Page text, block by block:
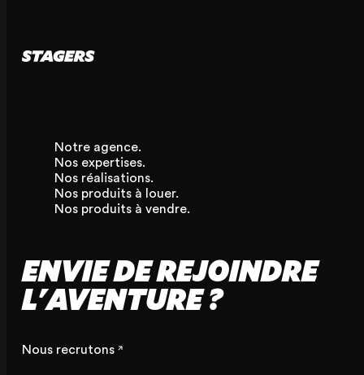
Notre agence.
Nos expertises.
Nos réalisations.
Nos produits à louer.
Nos produits à vendre.
ENVIE DE REJOINDRE
L'AVENTURE ?
Nous recrutons